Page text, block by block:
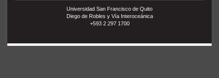
Universidad San Francisco de Quito
Diego de Robles y Vía Interoceánica
+593 2 297 1700